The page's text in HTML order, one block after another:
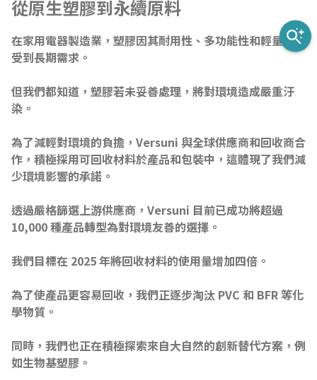
從原生塑膠到永續原料
在家用電器製造業，塑膠因其耐用性、多功能性和輕量化而
受到長期需求。
但我們都知道，塑膠若未妥善處理，將對環境造成嚴重汙
染。
為了減輕對環境的負擔，Versuni 與全球供應商和回收商合
作，積極採用可回收材料於產品和包裝中，這體現了我們減
少環境影響的承諾。
透過嚴格篩選上游供應商，Versuni 目前已成功將超過
10,000 種產品轉型為對環境友善的選擇。
我們目標在 2025 年將回收材料的使用量增加四倍。
為了使產品更容易回收，我們正逐步淘汰 PVC 和 BFR 等化
學物質。
同時，我們也正在積極探索來自大自然的創新替代方案，例
如生物基塑膠。